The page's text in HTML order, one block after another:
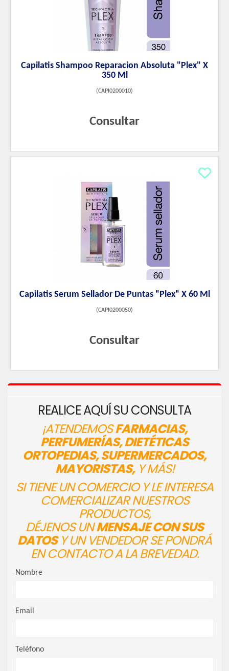
Capilatis Shampoo Reparacion Absoluta "Plex" X
350 Ml
(CAPI0200010)
Consultar
Capilatis Serum Sellador De Puntas "Plex" X 60 Ml
(CAPI0200050)
Consultar
REALICE AQUÍ SU CONSULTA
¡ATENDEMOSFARMACIAS,
PERFUMERÍAS, DIETÉTICAS
ORTOPEDIAS, SUPERMERCADOS,
MAYORISTAS,Y MÁS!
SI TIENE UN COMERCIO Y LE INTERESA
COMERCIALIZAR NUESTROS
PRODUCTOS,
DÉJENOS UNMENSAJE CON SUS
DATOSY UN VENDEDOR SE PONDRÁ
EN CONTACTO A LA BREVEDAD.
Nombre
Email
Teléfono